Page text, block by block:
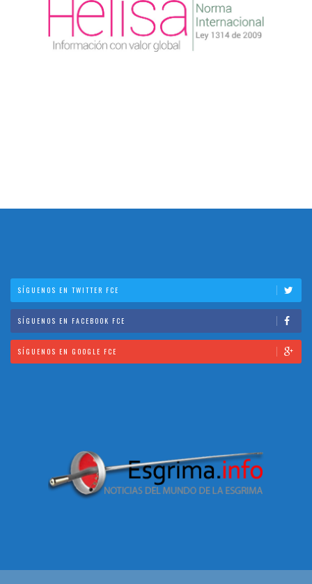
SÍGUENOS EN TWITTER FCE
SÍGUENOS EN FACEBOOK FCE
SÍGUENOS EN GOOGLE FCE